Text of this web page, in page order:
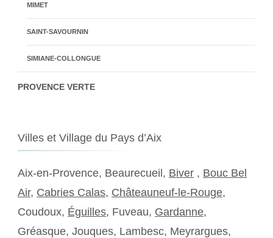
MIMET
SAINT-SAVOURNIN
SIMIANE-COLLONGUE
PROVENCE VERTE
Villes et Village du Pays d’Aix
Aix-en-Provence, Beaurecueil, Biver , Bouc Bel
Air, Cabries Calas, Châteauneuf-le-Rouge,
Coudoux, Éguilles, Fuveau, Gardanne,
Gréasque, Jouques, Lambesc, Meyrargues,